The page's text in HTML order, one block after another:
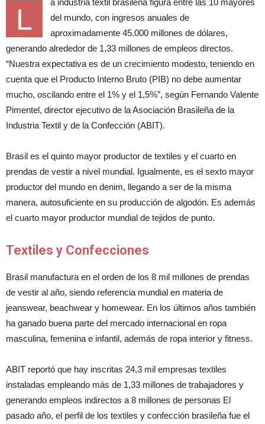
L
a industria textil brasileña figura entre las 10 mayores
del mundo, con ingresos anuales de
aproximadamente 45.000 millones de dólares,
generando alrededor de 1,33 millones de empleos directos.
“Nuestra expectativa es de un crecimiento modesto, teniendo en
cuenta que el Producto Interno Bruto (PIB) no debe aumentar
mucho, oscilando entre el 1% y el 1,5%”, según Fernando Valente
Pimentel, director ejecutivo de la Asociación Brasileña de la
Industria Textil y de la Confección (ABIT).
Brasil es el quinto mayor productor de textiles y el cuarto en
prendas de vestir a nivel mundial. Igualmente, es el sexto mayor
productor del mundo en denim, llegando a ser de la misma
manera, autosuficiente en su producción de algodón. Es además
el cuarto mayor productor mundial de tejidos de punto.
Textiles y Confecciones
Brasil manufactura en el orden de los 8 mil millones de prendas
de vestir al año, siendo referencia mundial en materia de
jeanswear, beachwear y homewear. En los últimos años también
ha ganado buena parte del mercado internacional en ropa
masculina, femenina e infantil, además de ropa interior y fitness.
ABIT reportó que hay inscritas 24,3 mil empresas textiles
instaladas empleando más de 1,33 millones de trabajadores y
generando empleos indirectos a 8 millones de personas El
pasado año, el perfil de los textiles y confección brasileña fue el